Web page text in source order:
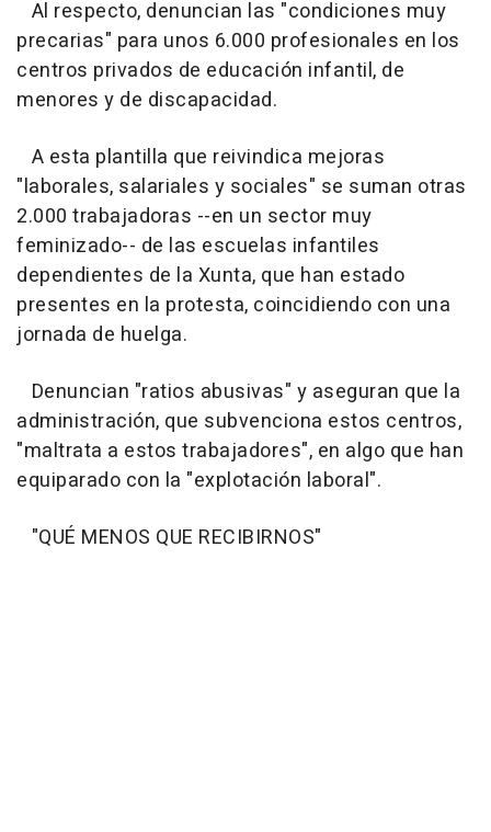
Al respecto, denuncian las "condiciones muy
precarias" para unos 6.000 profesionales en los
centros privados de educación infantil, de
menores y de discapacidad.
A esta plantilla que reivindica mejoras
"laborales, salariales y sociales" se suman otras
2.000 trabajadoras --en un sector muy
feminizado-- de las escuelas infantiles
dependientes de la Xunta, que han estado
presentes en la protesta, coincidiendo con una
jornada de huelga.
Denuncian "ratios abusivas" y aseguran que la
administración, que subvenciona estos centros,
"maltrata a estos trabajadores", en algo que han
equiparado con la "explotación laboral".
"QUÉ MENOS QUE RECIBIRNOS"